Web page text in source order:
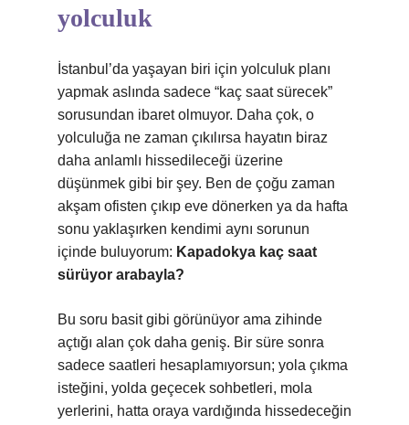
yolculuk
İstanbul’da yaşayan biri için yolculuk planı
yapmak aslında sadece “kaç saat sürecek”
sorusundan ibaret olmuyor. Daha çok, o
yolculuğa ne zaman çıkılırsa hayatın biraz
daha anlamlı hissedileceği üzerine
düşünmek gibi bir şey. Ben de çoğu zaman
akşam ofisten çıkıp eve dönerken ya da hafta
sonu yaklaşırken kendimi aynı sorunun
içinde buluyorum: Kapadokya kaç saat
sürüyor arabayla?
Bu soru basit gibi görünüyor ama zihinde
açtığı alan çok daha geniş. Bir süre sonra
sadece saatleri hesaplamıyorsun; yola çıkma
isteğini, yolda geçecek sohbetleri, mola
yerlerini, hatta oraya vardığında hissedeceğin